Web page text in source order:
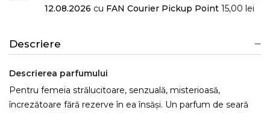
12.08.2026 cu FAN Courier Pickup Point 15,00 lei
Descriere
Descrierea parfumului
Pentru femeia strălucitoare, senzuală, misterioasă,
încrezătoare fără rezerve în ea însăși. Un parfum de seară